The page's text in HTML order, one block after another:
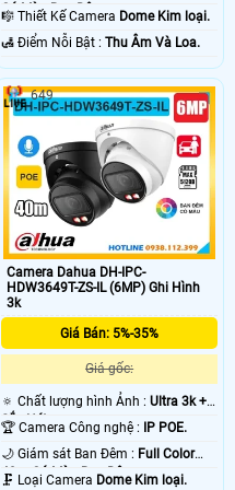
Có Màu Ban Ðêm.
🎼️ Thiết Kế Camera Dome Kim loại.
️🛃 Điểm Nỗi Bật :Thu Âm Và Loa.
Camera Dahua DH-IPC-
HDW3649T-ZS-IL (6MP) Ghi Hình
3k
Giá Bán: 5%-35%
Giá gốc:
🔅 Chất lượng hình Ảnh :Ultra 3k +
Sắc Nét .
🏆 Camera Công nghệ : IP POE.
🌙 Giám sát Ban Đêm : Full Color
40m Có Màu Ban Ðêm.
🗜️ Loại Camera Dome Kim loại.
649